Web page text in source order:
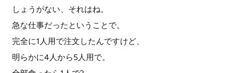
しょうがない、それはね。
急な仕事だったということで。
完全に1人用で注文したんですけど、
明らかに4人から5人用で。